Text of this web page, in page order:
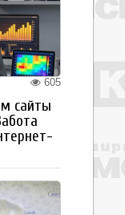
605
сайты